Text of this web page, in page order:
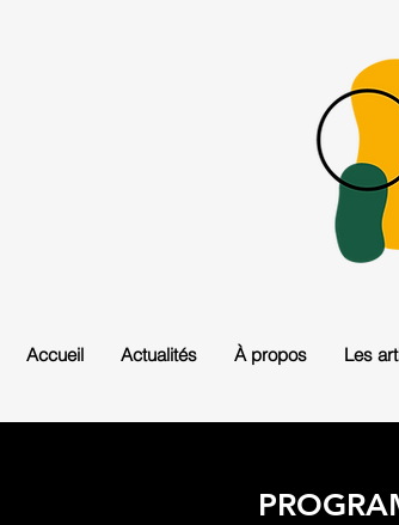
Accueil Actualités À propos Les